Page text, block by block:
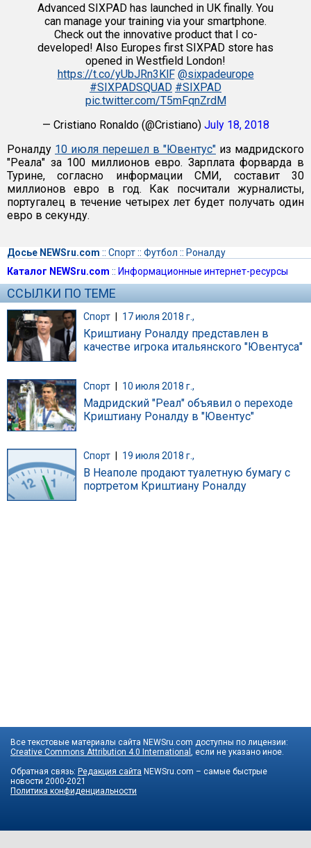
Advanced SIXPAD has launched in UK finally. You
can manage your training via your smartphone.
Check out the innovative product that I co-
developed! Also Europes first SIXPAD store has
opened in Westfield London!
https://t.co/yUbJRn3KlF @sixpadeurope
#SIXPADSQUAD #SIXPAD
pic.twitter.com/T5mFqnZrdM
— Cristiano Ronaldo (@Cristiano) July 18, 2018
Роналду 10 июля перешел в "Ювентус" из мадридского
"Реала" за 100 миллионов евро. Зарплата форварда в
Турине, согласно информации СМИ, составит 30
миллионов евро в год. Как посчитали журналисты,
португалец в течение четырех лет будет получать один
евро в секунду.
Досье NEWSru.com :: Спорт:: Футбол :: Роналду
Каталог NEWSru.com :: Информационные интернет-ресурсы
ССЫЛКИ ПО ТЕМЕ
Спорт | 17 июля 2018 г.,
Криштиану Роналду представлен в
качестве игрока итальянского "Ювентуса"
Спорт 10 июля 2018 г.,
Мадридский "Реал" объявил о переходе
Криштиану Роналду в "Ювентус"
Спорт 19 июля 2018 г.,
В Неаполе продают туалетную бумагу с
портретом Криштиану Роналду
Все текстовые материалы сайта NEWSru.com доступны по лицензии:
Creative Commons Attribution 4.0 International , если не указано иное.
Обратная связь: Редакция сайта NEWSru.com – самые быстрые
новости 2000-2021
Политика конфиденциальности